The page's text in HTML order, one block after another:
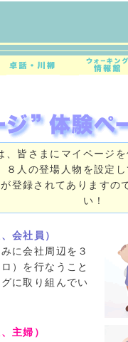
、皆さまにマイページ
８人の登場人物を設定
登録されてありますの
い！
会社員）
に会社周辺を３
）を行なうこと
に取り組んでい
主婦）